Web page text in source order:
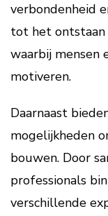
verbondenheid
tot het ontstaan
waarbij mensen
motiveren.
Daarnaast
mogelijkheden
bouwen. Door
professionals
verschillende